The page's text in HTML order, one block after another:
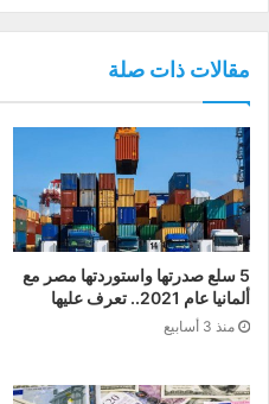
مقالات ذات صلة
5 سلع صدرتها واستوردتها مصر مع
ألمانيا عام 2021.. تعرف عليها
منذ 3 أسابيع